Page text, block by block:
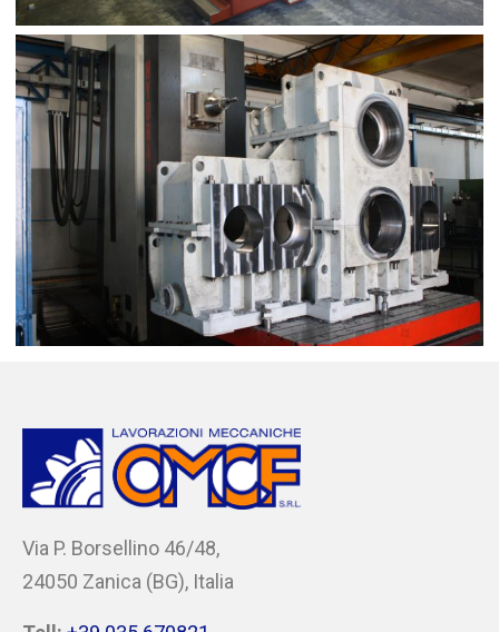
Via P. Borsellino 46/48,
24050 Zanica (BG), Italia